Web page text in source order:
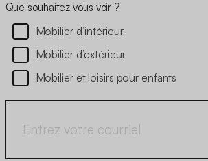
Que souhaitez vous voir ?
Mobilier d’intérieur
Mobilier d’extérieur
Mobilier et loisirs pour enfants